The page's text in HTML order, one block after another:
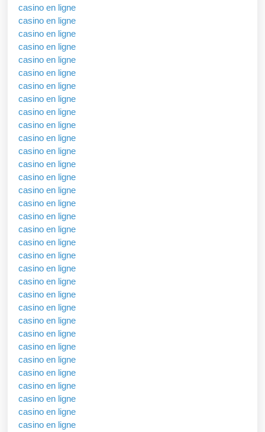
casino en ligne
casino en ligne
casino en ligne
casino en ligne
casino en ligne
casino en ligne
casino en ligne
casino en ligne
casino en ligne
casino en ligne
casino en ligne
casino en ligne
casino en ligne
casino en ligne
casino en ligne
casino en ligne
casino en ligne
casino en ligne
casino en ligne
casino en ligne
casino en ligne
casino en ligne
casino en ligne
casino en ligne
casino en ligne
casino en ligne
casino en ligne
casino en ligne
casino en ligne
casino en ligne
casino en ligne
casino en ligne
casino en ligne